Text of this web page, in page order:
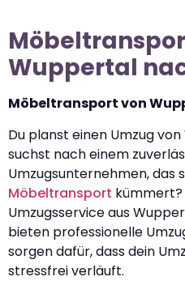
Wuppertal
Möbeltransport von
Du planst einen Umzug
suchst nach einem
Umzugsunternehmen, das
Möbeltransport kümmert?
Umzugsservice aus
bieten professionelle
sorgen dafür, dass dein
stressfrei verläuft.